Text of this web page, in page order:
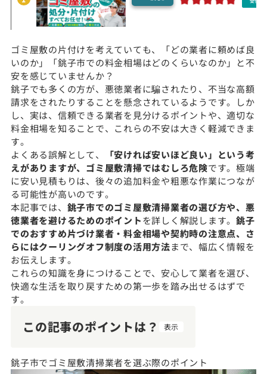
ゴミ屋敷の片付けを考えていても、「どの業者に頼めば良
いのか」「銚子市での料金相場はどのくらいなのか」と不
安を感じていませんか？
銚子でも多くの方が、悪徳業者に騙されたり、不当な高額
請求をされたりすることを懸念されているようです。しか
し、実は、信頼できる業者を見分けるポイントや、適切な
料金相場を知ることで、これらの不安は大きく軽減できま
す。
よくある誤解として、
「安ければ安いほど良い」という考
えがありますが、ゴミ屋敷清掃ではむしろ危険です。極端
に安い見積もりは、後々の追加料金や粗悪な作業につなが
る可能性が高いのです。
本記事では、 銚子市でのゴミ屋敷清掃業者の選び方や、悪
徳業者を避けるためのポイントを詳しく解説します。 銚子
でのおすすめ片づけ業者・料金相場や契約時の注意点、さ
らにはクーリングオフ制度の活用方法まで、幅広く情報を
お伝えします。
これらの知識を身につけることで、安心して業者を選び、
快適な生活を取り戻すための第一歩を踏み出せるはずで
す。
この記事のポイントは？ 表示
銚子市でゴミ屋敷清掃業者を選ぶ際のポイント